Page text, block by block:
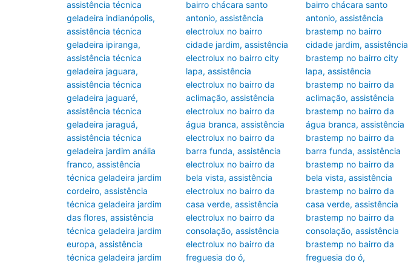
assistência técnica
geladeira indianópolis,
assistência técnica
geladeira ipiranga,
assistência técnica
geladeira jaguara,
assistência técnica
geladeira jaguaré,
assistência técnica
geladeira jaraguá,
assistência técnica
geladeira jardim anália
franco, assistência
técnica geladeira jardim
cordeiro, assistência
técnica geladeira jardim
das flores, assistência
técnica geladeira jardim
europa, assistência
técnica geladeira jardim
bairro chácara santo
antonio, assistência
electrolux no bairro
cidade jardim, assistência
electrolux no bairro city
lapa, assistência
electrolux no bairro da
aclimação, assistência
electrolux no bairro da
água branca, assistência
electrolux no bairro da
barra funda, assistência
electrolux no bairro da
bela vista, assistência
electrolux no bairro da
casa verde, assistência
electrolux no bairro da
consolação, assistência
electrolux no bairro da
freguesia do ó,
bairro chácara santo
antonio, assistência
brastemp no bairro
cidade jardim, assistência
brastemp no bairro city
lapa, assistência
brastemp no bairro da
aclimação, assistência
brastemp no bairro da
água branca, assistência
brastemp no bairro da
barra funda, assistência
brastemp no bairro da
bela vista, assistência
brastemp no bairro da
casa verde, assistência
brastemp no bairro da
consolação, assistência
brastemp no bairro da
freguesia do ó,